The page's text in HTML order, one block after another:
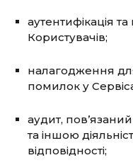
аутентифікація
Користувачів;
налагодження
помилок у
аудит,
та іншою
відповідності;